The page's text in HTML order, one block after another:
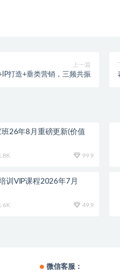
上一篇
打造+垂类营销，三频共振
26年8月重磅更新(价值
99.9
训VIP课程2026年7月
49.9
微信客服：